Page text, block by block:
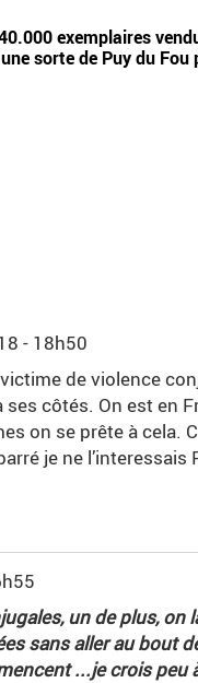
exemplaires
sorte de Puy du
- 18h50
de violence
côtés. On est en
on se prête à cela.
je ne
un de plus, on
sans aller au bout
...je crois peu